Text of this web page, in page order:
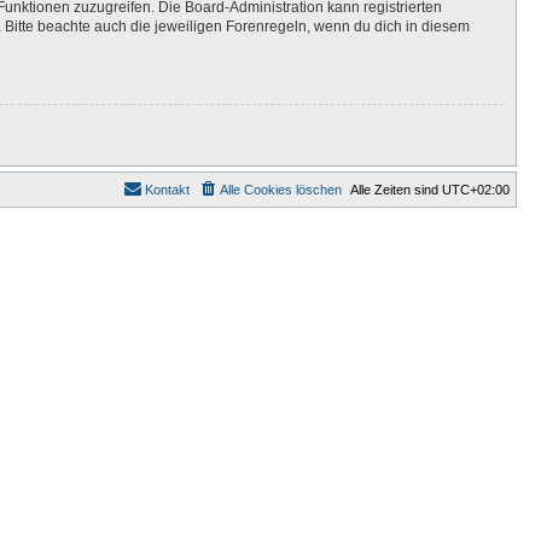
zuzugreifen. Die Board-Administration kann registrierten
beachte auch die jeweiligen Forenregeln, wenn du dich in diesem
Alle Zeiten sind UTC+02:00
Alle Cookies löschen
Kontakt